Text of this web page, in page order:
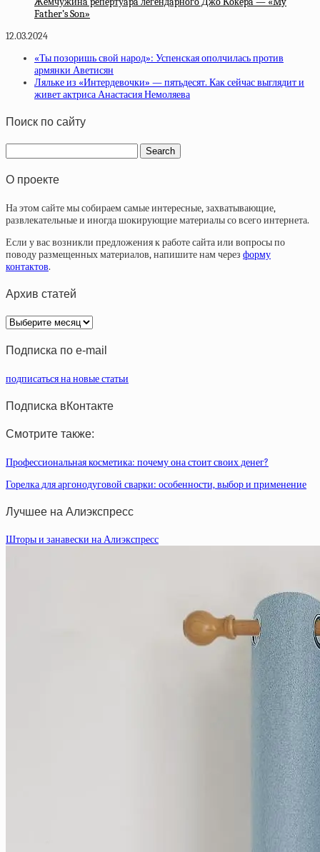
Father’s Son»
12.03.2024
«Ты позоришь свой народ»: Успенская ополчилась против
армянки Аветисян
Ляльке из «Интердевочки» — пятьдесят. Как сейчас выглядит и
живет актриса Анастасия Немоляева
Поиск по сайту
О проекте
На этом сайте мы собираем самые интересные, захватывающие,
развлекательные и иногда шокирующие материалы со всего интернета.
Если у вас возникли предложения к работе сайта или вопросы по
поводу размещенных материалов, напишите нам через форму
контактов.
Архив статей
Архив
статей
Подписка по e-mail
подписаться на новые статьи
Подписка вКонтакте
Смотрите также:
Профессиональная косметика: почему она стоит своих денег?
Горелка для аргонодуговой сварки: особенности, выбор и применение
Лучшее на Алиэкспресс
Шторы и занавески на Алиэкспресс